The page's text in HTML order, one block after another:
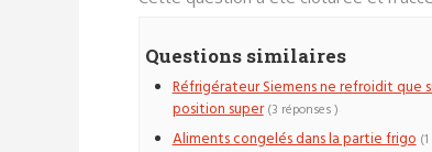
Questions similaires
Réfrigérateur Siemens ne refroidit que
position super (3 réponses )
Aliments congelés dans la partie frigo